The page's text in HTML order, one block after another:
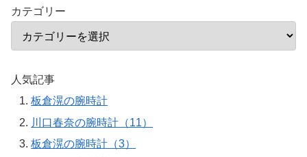
カテゴリー
人気記事
板倉滉の腕時計
川口春奈の腕時計（11）
板倉滉の腕時計（3）